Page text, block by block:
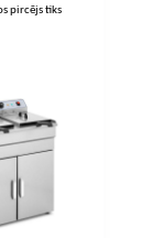
pircējs tiks